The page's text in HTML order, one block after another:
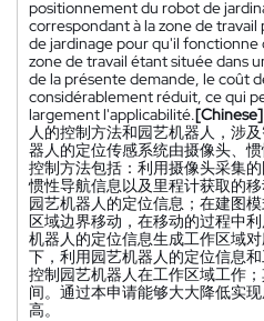
positionnement du robot de
correspondant à la zone de
de jardinage pour qu'il fonctionne
zone de travail étant située dans
de la présente demande, le coût
considérablement réduit, ce qui
largement l'applicabilité.[Chinese]
人的控制方法和园艺机器人，涉
器人的定位传感系统由摄像头、
控制方法包括：利用摄像头采集
惯性导航信息以及里程计获取的
园艺机器人的定位信息；在建图
区域边界移动，在移动的过程中
机器人的定位信息生成工作区域
下，利用园艺机器人的定位信息
控制园艺机器人在工作区域工作
间。通过本申请能够大大降低实
高。